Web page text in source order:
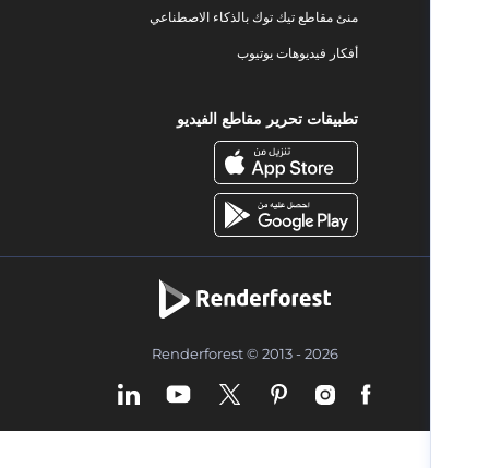
منئ مقاطع تيك توك بالذكاء الاصطناعي
أفكار فيديوهات يوتيوب
تطبيقات تحرير مقاطع الفيديو
Renderforest © 2013 - 2026